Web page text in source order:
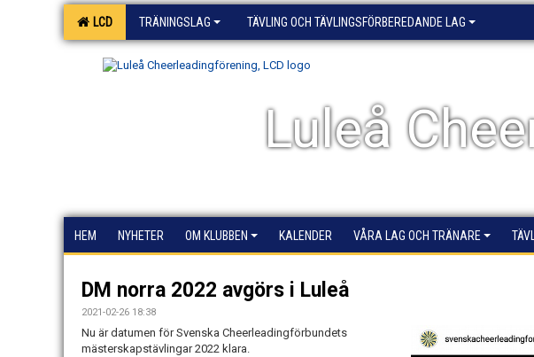
LCD TRÄNINGSLAG TÄVLING OCH TÄVLINGSFÖRBEREDANDE LAG
Luleå
HEM NYHETER OM KLUBBEN KALENDER VÅRA LAG OCH TRÄNARE
DM norra 2022 avgörs i Luleå
2021-02-26 18:38
Nu är datumen för Svenska Cheerleadingförbundets
mästerskapstävlingar 2022 klara.